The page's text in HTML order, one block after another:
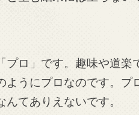
プロ」です。趣味や道楽
うにプロなのです。プ
てありえないです。